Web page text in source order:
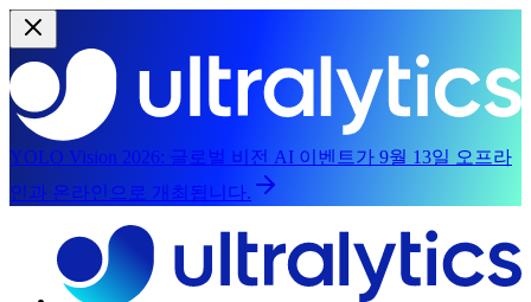
YOLO Vision 2026: 글로벌 비전 AI 이벤트가 9월 13일 오프라
인과 온라인으로 개최됩니다.